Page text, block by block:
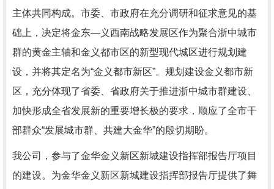
主体共同构成。市委、市政府在充分调研和征求意见的基
础上，决定将金东—义西南战略发展区作为聚合浙中城市
群的黄金主轴和金义都市区的新型现代城区进行规划建
设，并将其定名为“金义都市新区”。规划建设金义都市新
区，充分体现了省委、省政府关于推进浙中城市群建设、
加快形成全省发展新的重要增长极的要求，顺应了全市干
部群众“发展城市群、共建大金华”的殷切期盼。
我公司，参与了金华金义新区新城建设指挥部报告厅项目
的建设。为金华金义新区新城建设指挥部报告厅提供了舞